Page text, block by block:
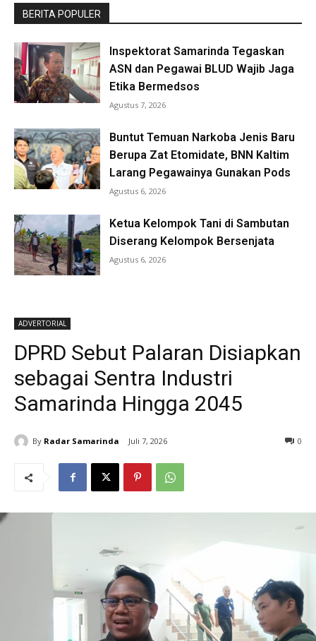
BERITA POPULER
Inspektorat Samarinda Tegaskan
ASN dan Pegawai BLUD Wajib Jaga
Etika Bermedsos
Agustus 7, 2026
Buntut Temuan Narkoba Jenis Baru
Berupa Zat Etomidate, BNN Kaltim
Larang Pegawainya Gunakan Pods
Agustus 6, 2026
Ketua Kelompok Tani di Sambutan
Diserang Kelompok Bersenjata
Agustus 6, 2026